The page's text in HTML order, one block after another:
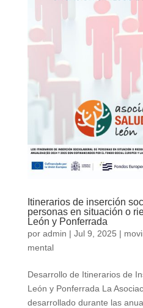
Itinerarios de inserción
personas en situación o
León y Ponferrada
por admin | Jul 9, 2025 |
mental
Desarrollo de Itinerarios de
León y Ponferrada La
desarrollado durante las